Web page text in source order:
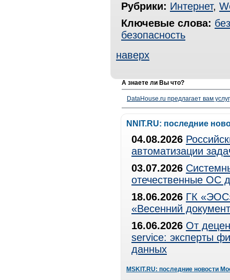
Рубрики: Интернет,
Ключевые слова:
безопасность
наверх
А знаете ли Вы что?
DataHouse.ru предлагает вам
NNIT.RU: последние
04.08.2026
автоматизации
03.07.2026
отечественные ОС
18.06.2026 ГК
«Весенний
16.06.2026 От
service: эксперты
данных
MSKIT.RU: последние новости